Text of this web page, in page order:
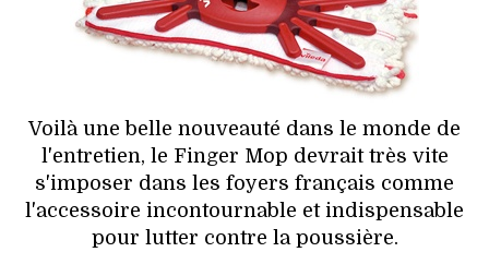
MAISON
LIEUX TENDANCES
BEAUTÉ
MODE DE RUE
Voilà une belle nouveauté dans le monde de
l'entretien, le Finger Mop devrait très vite
s'imposer dans les foyers français comme
l'accessoire incontournable et indispensable
pour lutter contre la poussière.